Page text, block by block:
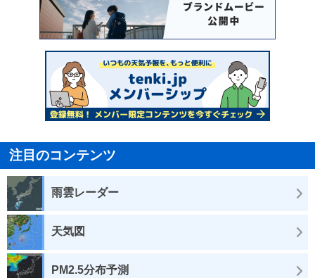
注目のコンテンツ
雨雲レーダー
天気図
PM2.5分布予測